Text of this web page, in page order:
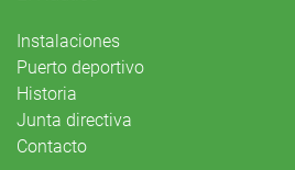
Instalaciones
Puerto deportivo
Historia
Junta directiva
Contacto